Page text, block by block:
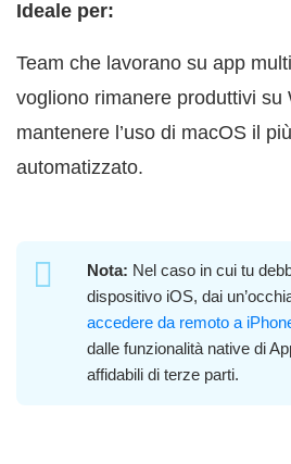
Ideale per:
Team che lavorano su app
vogliono rimanere produttivi su
mantenere l’uso di macOS il
automatizzato.
Nota: Nel caso in cui tu
dispositivo iOS, dai
accedere da remoto a
dalle funzionalità native di
affidabili di terze parti.